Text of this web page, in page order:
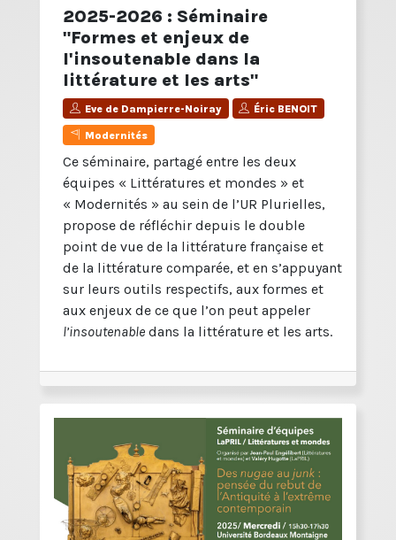
2025-2026 : Séminaire
"Formes et enjeux de
l'insoutenable dans la
littérature et les arts"
Eve de Dampierre-Noiray Éric BENOIT
Modernités
Ce séminaire, partagé entre les deux
équipes « Littératures et mondes » et
« Modernités » au sein de l’UR Plurielles,
propose de réfléchir depuis le double
point de vue de la littérature française et
de la littérature comparée, et en s’appuyant
sur leurs outils respectifs, aux formes et
aux enjeux de ce que l’on peut appeler
l’insoutenable dans la littérature et les arts.